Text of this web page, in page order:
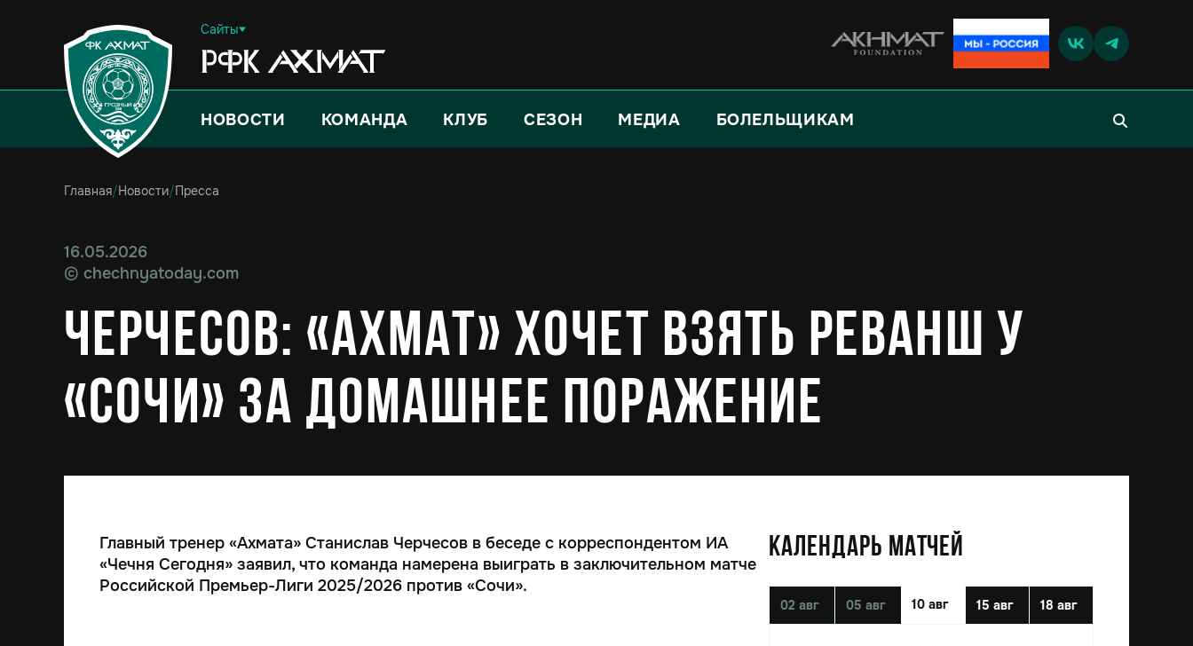
Сайты
НОВОСТИ КОМАНДА КЛУБ СЕЗОН МЕДИА БОЛЕЛЬЩИКАМ
Главная/Новости/Пресса
16.05.2026
© chechnyatoday.com
Черчесов: «Ахмат» хочет взять реванш у
«Сочи» за домашнее поражение
КАЛЕНДАРЬ МАТЧЕЙ
02 авг 05 авг 10 авг 15 авг 18 авг
Главный тренер «Ахмата» Станислав Черчесов в беседе с корреспондентом ИА
«Чечня Сегодня» заявил, что команда намерена выиграть в заключительном матче
Российской Премьер-Лиги 2025/2026 против «Сочи».